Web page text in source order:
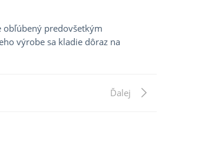
obľúbený predovšetkým
výrobe sa kladie dôraz na
Next
Ďalej